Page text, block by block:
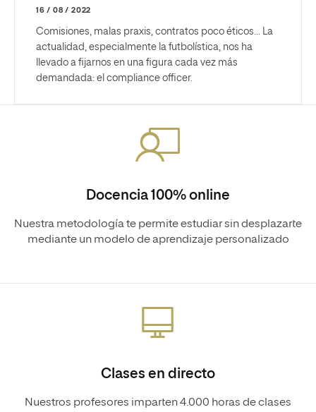
16 / 08 / 2022
Comisiones, malas praxis, contratos poco éticos... La
actualidad, especialmente la futbolística, nos ha
llevado a fijarnos en una figura cada vez más
demandada: el compliance officer.
Docencia 100% online
Nuestra metodología te permite estudiar sin desplazarte
mediante un modelo de aprendizaje personalizado
Clases en directo
Nuestros profesores imparten 4.000 horas de clases